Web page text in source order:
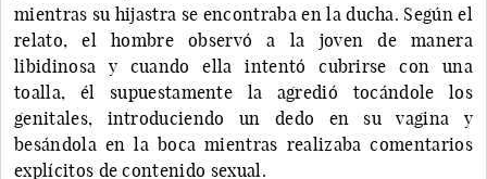
mientras su hijastra se encontraba en la ducha. Según el
relato, el hombre observó a la joven de manera
libidinosa y cuando ella intentó cubrirse con una
toalla, él supuestamente la agredió tocándole los
genitales, introduciendo un dedo en su vagina y
besándola en la boca mientras realizaba comentarios
explícitos de contenido sexual.